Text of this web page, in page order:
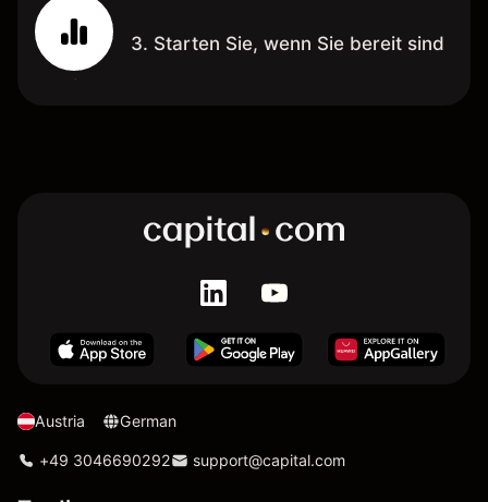
3. Starten Sie, wenn Sie bereit sind
Austria German
+49 3046690292 support@capital.com